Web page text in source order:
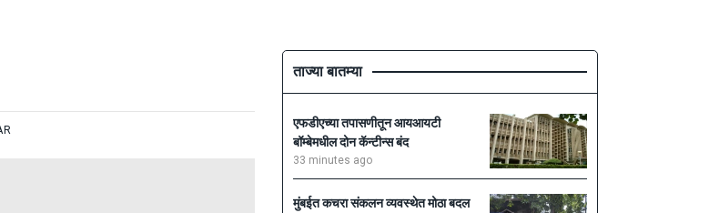
ताज्या बातम्या
एफडीएच्या तपासणीतून आयआयटी
बॉम्बेमधील दोन कॅन्टीन्स बंद
33 minutes ago
मुंबईत कचरा संकलन व्यवस्थेत मोठा बदल